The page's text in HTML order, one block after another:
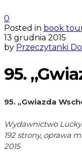
0
Posted in book
13 grudnia 2015
by Przeczytanki
95.
95. „Gwiazda
Wydawnictwo Lucky
192 strony, oprawa
2015